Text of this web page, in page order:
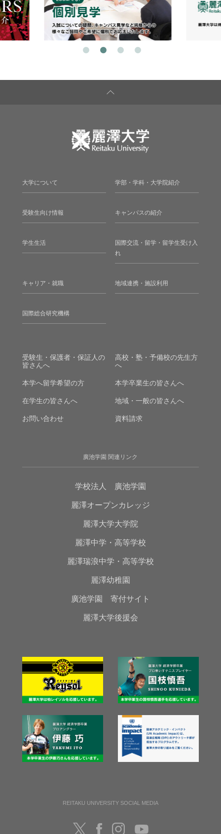
大学について 学部・学科・大学院紹介
受験生向け情報 キャンパスの紹介
学生生活
国際交流・留学・留学生受け入
れ
キャリア・就職 地域連携・施設利用
国際総合研究機構
受験生・保護者・保証人の
皆さんへ
高校・塾・予備校の先生方
へ
本学へ留学希望の方 本学卒業生の皆さんへ
在学生の皆さんへ 地域・一般の皆さんへ
お問い合わせ 資料請求
廣池学園 関連リンク
学校法人 廣池学園
麗澤オープンカレッジ
麗澤大学大学院
麗澤中学・高等学校
麗澤瑞浪中学・高等学校
麗澤幼稚園
廣池学園 寄付サイト
麗澤大学後援会
REITAKU UNIVERSITY SOCIAL MEDIA